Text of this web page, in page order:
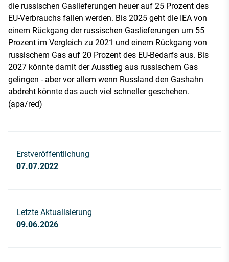
die russischen Gaslieferungen heuer auf 25 Prozent des
EU-Verbrauchs fallen werden. Bis 2025 geht die IEA von
einem Rückgang der russischen Gaslieferungen um 55
Prozent im Vergleich zu 2021 und einem Rückgang von
russischem Gas auf 20 Prozent des EU-Bedarfs aus. Bis
2027 könnte damit der Ausstieg aus russischem Gas
gelingen - aber vor allem wenn Russland den Gashahn
abdreht könnte das auch viel schneller geschehen.
(apa/red)
Erstveröffentlichung
07.07.2022
Letzte Aktualisierung
09.06.2026